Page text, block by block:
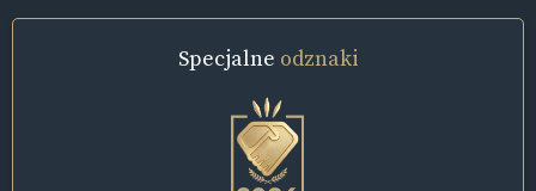
Specjalne odznaki